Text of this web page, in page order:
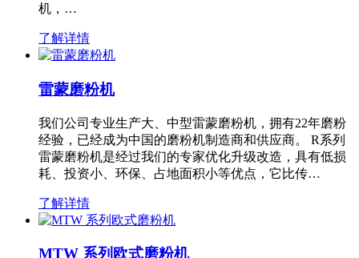
机，…
了解详情
雷蒙磨粉机
我们公司专业生产大、中型雷蒙磨粉机，拥有22年磨粉
经验，已经成为中国的磨粉机制造商和供应商。 R系列
雷蒙磨粉机是经过我们的专家优化升级改造，具有低损
耗、投资小、环保、占地面积小等优点，它比传…
了解详情
MTW 系列欧式磨粉机